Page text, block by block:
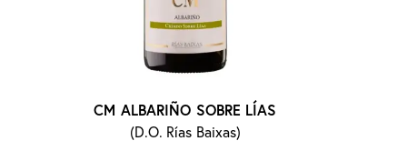
CM ALBARIÑO SOBRE LÍAS
(D.O. Rías Baixas)